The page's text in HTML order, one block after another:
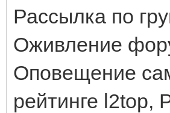
Рассылка по
Оживление
Оповещение
рейтинге l2top,